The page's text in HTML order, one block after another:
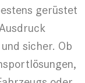
gerüstet
sicher. Ob